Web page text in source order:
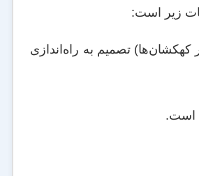
زیر است:
کهکشان‌ها) تصمیم به راه‌اندازی
است.